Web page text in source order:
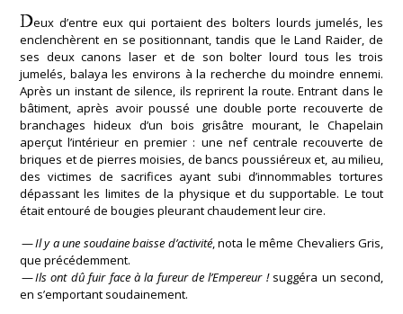
Deux d’entre eux qui portaient des bolters lourds jumelés, les
enclenchèrent en se positionnant, tandis que le Land Raider, de
ses deux canons laser et de son bolter lourd tous les trois
jumelés, balaya les environs à la recherche du moindre ennemi.
Après un instant de silence, ils reprirent la route. Entrant dans le
bâtiment, après avoir poussé une double porte recouverte de
branchages hideux d’un bois grisâtre mourant, le Chapelain
aperçut l’intérieur en premier : une nef centrale recouverte de
briques et de pierres moisies, de bancs poussiéreux et, au milieu,
des victimes de sacrifices ayant subi d’innommables tortures
dépassant les limites de la physique et du supportable. Le tout
était entouré de bougies pleurant chaudement leur cire.
—Il y a une soudaine baisse d’activité, nota le même Chevaliers Gris,
que précédemment.
—Ils ont dû fuir face à la fureur de l’Empereur !suggéra un second,
en s’emportant soudainement.